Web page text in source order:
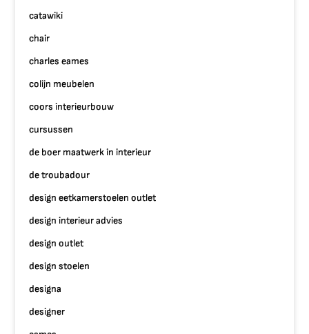
catawiki
chair
charles eames
colijn meubelen
coors interieurbouw
cursussen
de boer maatwerk in interieur
de troubadour
design eetkamerstoelen outlet
design interieur advies
design outlet
design stoelen
designa
designer